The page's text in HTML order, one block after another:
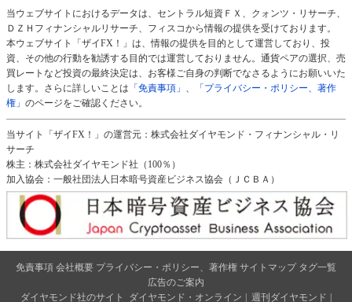
当ウェブサイトにおけるデータは、セントラル短資ＦＸ、クォンツ・リサーチ、
ＤＺＨフィナンシャルリサーチ、フィスコから情報の提供を受けております。
本ウェブサイト「ザイFX！」は、情報の提供を目的として運営しており、投
資、その他の行動を勧誘する目的では運営しておりません。通貨ペアの選択、売
買レートなど投資の最終決定は、お客様ご自身の判断でなさるようにお願いいた
します。さらに詳しいことは 「免責事項」
「プライバシー・ポリシー、著作
権」 のページをご確認ください。
当サイト「ザイFX！」の運営元：株式会社ダイヤモンド・フィナンシャル・リ
サーチ
株主：株式会社ダイヤモンド社（100％）
加入協会：一般社団法人日本暗号資産ビジネス協会（ＪＣＢＡ）
免責事項 会社概要 プライバシー・ポリシー、著作権 サイトマップ タグ一覧
広告のご案内
ダイヤモンド社のサイト
ダイヤモンド・オンライン 週刊ダイヤモンド